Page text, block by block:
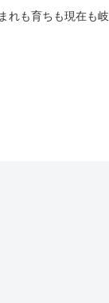
れも育ちも現在も